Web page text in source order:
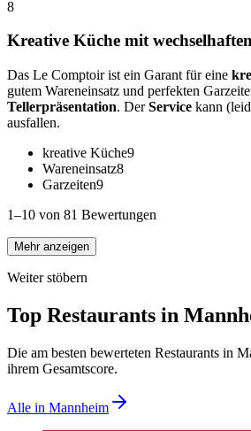
8
Kreative Küche mit
Das Le Comptoir ist ein Garant für eine
gutem Wareneinsatz und perfekten
Tellerpräsentation. DerService kann
ausfallen.
kreative Küche9
Wareneinsatz8
Garzeiten9
1–10 von 81 Bewertungen
Mehr anzeigen
Weiter stöbern
Top Restaurants in
Die am besten bewerteten Restaurants in
ihrem Gesamtscore.
Alle in Mannheim